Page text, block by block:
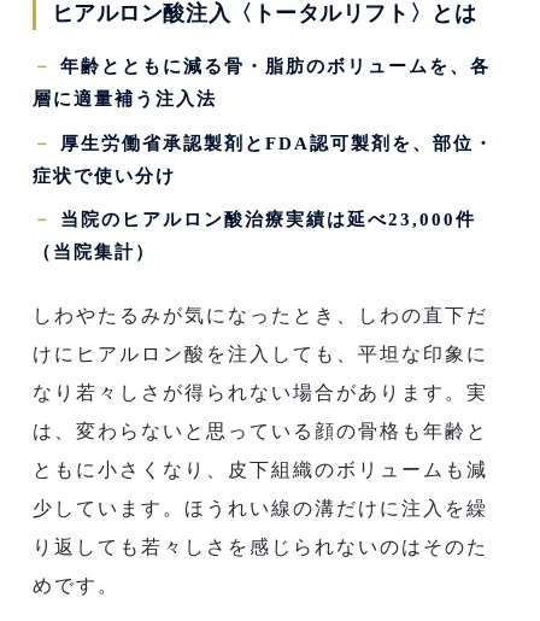
ヒアルロン酸注入〈トータルリフト〉とは
－
年齢とともに減る骨・脂肪のボリュームを、各
層に適量補う注入法
－
厚生労働省承認製剤とFDA認可製剤を、部位・
症状で使い分け
－
当院のヒアルロン酸治療実績は延べ23,000件
（当院集計）
しわやたるみが気になったとき、しわの直下だ
けにヒアルロン酸を注入しても、平坦な印象に
なり若々しさが得られない場合があります。実
は、変わらないと思っている顔の骨格も年齢と
ともに小さくなり、皮下組織のボリュームも減
少しています。ほうれい線の溝だけに注入を繰
り返しても若々しさを感じられないのはそのた
めです。